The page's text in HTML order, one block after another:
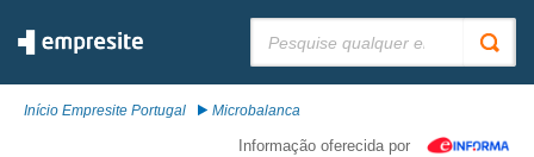
Início Empresite Portugal Microbalanca
Informação oferecida por